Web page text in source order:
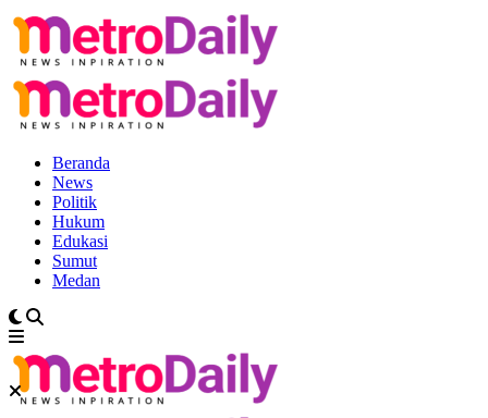
Beranda
News
Politik
Hukum
Edukasi
Sumut
Medan